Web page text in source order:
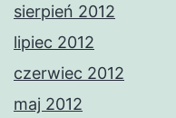
sierpień 2012
lipiec 2012
czerwiec 2012
maj 2012